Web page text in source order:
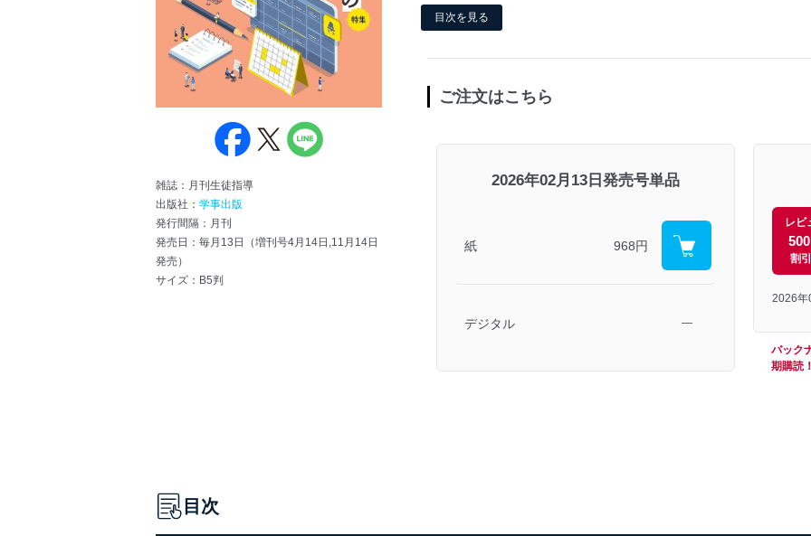
雑誌：月刊生徒指導
出版社： 学事出版
発行間隔：月刊
発売日：毎月13日（増刊号4月14日,11月14日
発売）
サイズ：B5判
目次を見る
ご注文はこちら
2026年02月13日発売号単品
紙 968円
デジタル ―
レビ
割
2026年
バック
期購読
目次